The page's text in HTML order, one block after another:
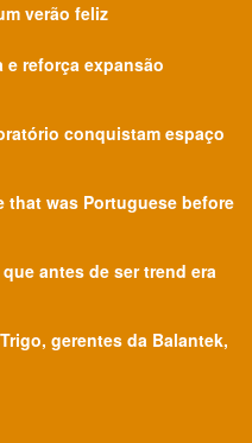
verão feliz
e reforça expansão
conquistam espaço
that was Portuguese before
antes de ser trend era
gerentes da Balantek,